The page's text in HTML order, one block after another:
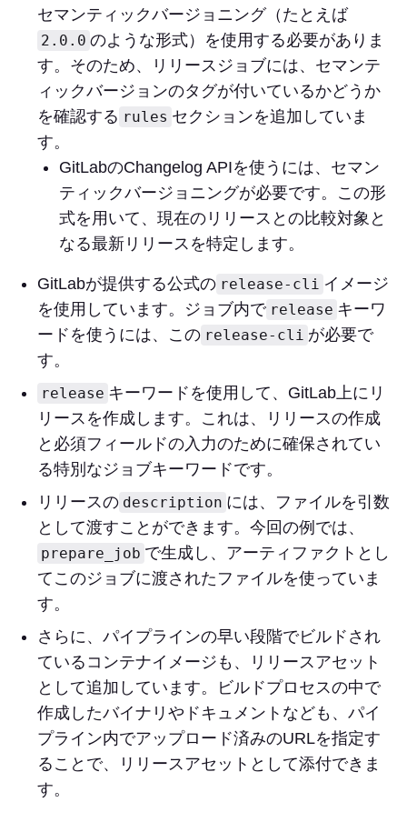
セマンティックバージョニング（たとえば
2.0.0 のような形式）を使用する必要がありま
す。そのため、リリースジョブには、セマンテ
ィックバージョンのタグが付いているかどうか
を確認する rules セクションを追加していま
す。
GitLabのChangelog APIを使うには、セマン
ティックバージョニングが必要です。この形
式を用いて、現在のリリースとの比較対象と
なる最新リリースを特定します。
GitLabが提供する公式の release-cli イメージ
を使用しています。ジョブ内で release キーワ
ードを使うには、この release-cli が必要で
す。
release キーワードを使用して、GitLab上にリ
リースを作成します。これは、リリースの作成
と必須フィールドの入力のために確保されてい
る特別なジョブキーワードです。
リリースの description には、ファイルを引数
として渡すことができます。今回の例では、
prepare_job で生成し、アーティファクトとし
てこのジョブに渡されたファイルを使っていま
す。
さらに、パイプラインの早い段階でビルドされ
ているコンテナイメージも、リリースアセット
として追加しています。ビルドプロセスの中で
作成したバイナリやドキュメントなども、パイ
プライン内でアップロード済みのURLを指定す
ることで、リリースアセットとして添付できま
す。